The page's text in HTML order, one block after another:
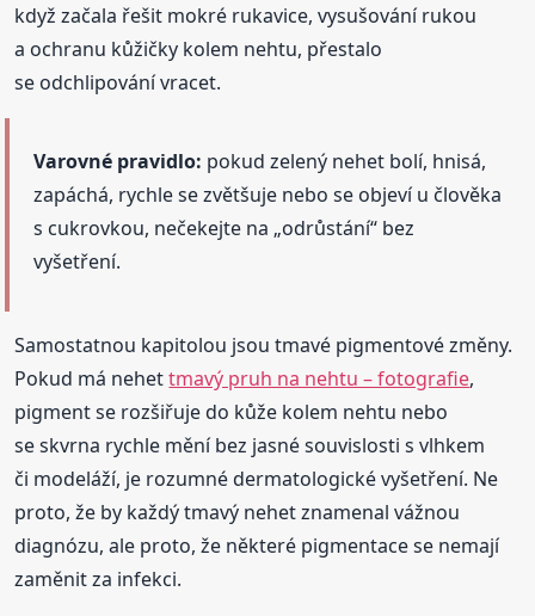
když začala řešit mokré rukavice, vysušování rukou
a ochranu kůžičky kolem nehtu, přestalo
se odchlipování vracet.
Varovné pravidlo: pokud zelený nehet bolí, hnisá,
zapáchá, rychle se zvětšuje nebo se objeví u člověka
s cukrovkou, nečekejte na „odrůstání“ bez
vyšetření.
Samostatnou kapitolou jsou tmavé pigmentové změny.
Pokud má nehettmavý pruh na nehtu – fotografie,
pigment se rozšiřuje do kůže kolem nehtu nebo
se skvrna rychle mění bez jasné souvislosti s vlhkem
či modeláží, je rozumné dermatologické vyšetření. Ne
proto, že by každý tmavý nehet znamenal vážnou
diagnózu, ale proto, že některé pigmentace se nemají
zaměnit za infekci.